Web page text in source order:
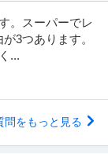
。スーパーでレ
3つあります。
...
問をもっと見る